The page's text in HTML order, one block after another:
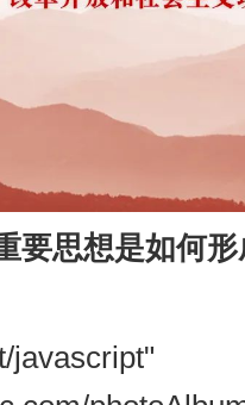
要思想是如何
javascript"